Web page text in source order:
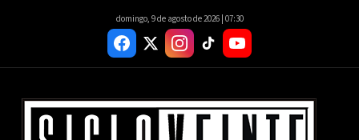
domingo, 9 de agosto de 2026 | 07:30